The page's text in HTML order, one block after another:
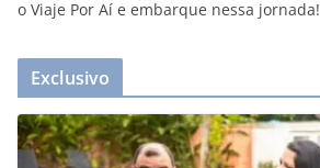
o Viaje Por Aí e embarque nessa jornada!
Exclusivo